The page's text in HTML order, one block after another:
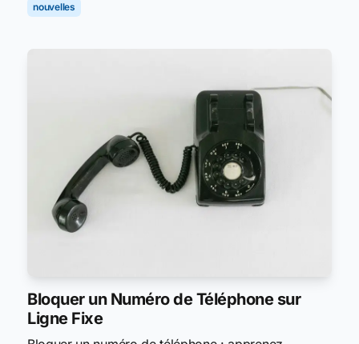
nouvelles
Bloquer un Numéro de Téléphone sur
Ligne Fixe